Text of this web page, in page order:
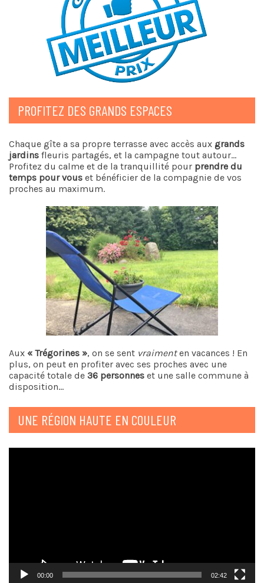
PROFITEZ DES GRANDS ESPACES
Chaque gîte a sa propre terrasse avec accès aux grands
jardins fleuris partagés, et la campagne tout autour…
Profitez du calme et de la tranquillité pour prendre du
temps pour vous et bénéficier de la compagnie de vos
proches au maximum.
Aux « Trégorines », on se sent vraimenten vacances ! En
plus, on peut en profiter avec ses proches avec une
capacité totale de 36 personnes et une salle commune à
disposition…
UNE RÉGION HAUTE EN COULEUR
00:00 02:42